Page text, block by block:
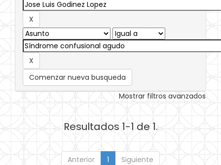
Comenzar nueva busqueda
Mostrar filtros avanzados
Resultados 1-1 de 1.
Anterior 1 Siguiente